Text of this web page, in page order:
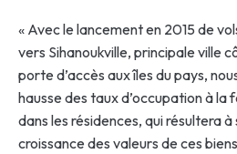
« Avec le lancement en 2015 de
vers Sihanoukville, principale ville
porte d’accès aux îles du pays,
hausse des taux d’occupation à la
dans les résidences, qui résultera à
croissance des valeurs de ces